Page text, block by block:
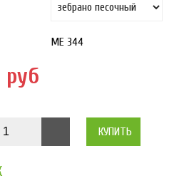
МЕ 344
руб
КУПИТЬ